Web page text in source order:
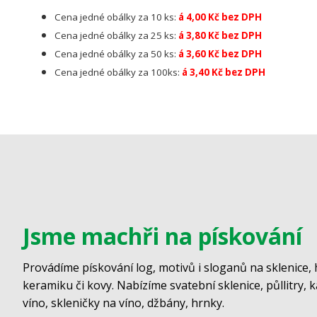
Cena jedné obálky za 10 ks: á 4,00 Kč bez DPH
Cena jedné obálky za 25 ks: á 3,80 Kč bez DPH
Cena jedné obálky za 50 ks: á 3,60 Kč bez DPH
Cena jedné obálky za 100ks: á 3,40 Kč bez DPH
Jsme machři na pískování
Provádíme pískování log, motivů i sloganů na sklenice,
keramiku či kovy. Nabízíme svatební sklenice, půllitry,
víno, skleničky na víno, džbány, hrnky.